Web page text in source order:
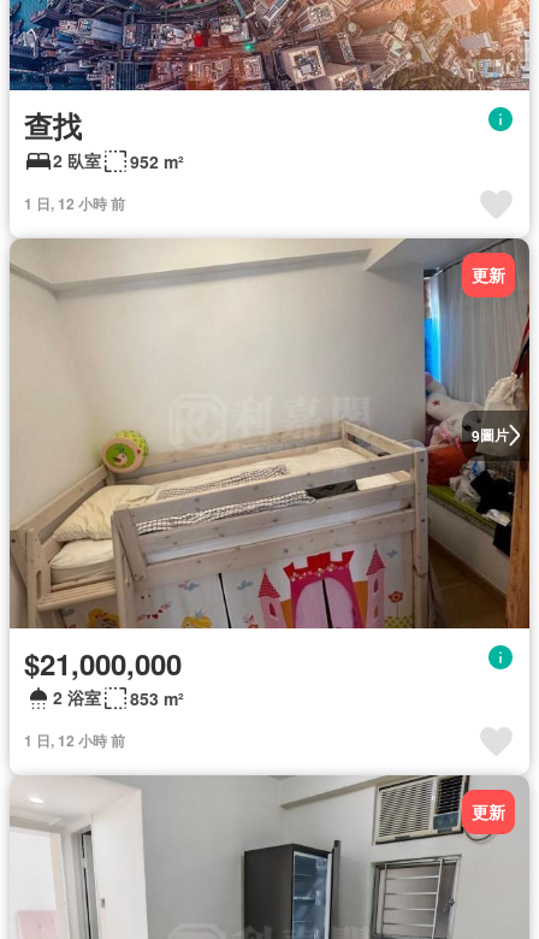
查找
2 臥室 952 m²
1 日, 12 小時 前
9圖片
更新
$21,000,000
2 浴室 853 m²
1 日, 12 小時 前
更新